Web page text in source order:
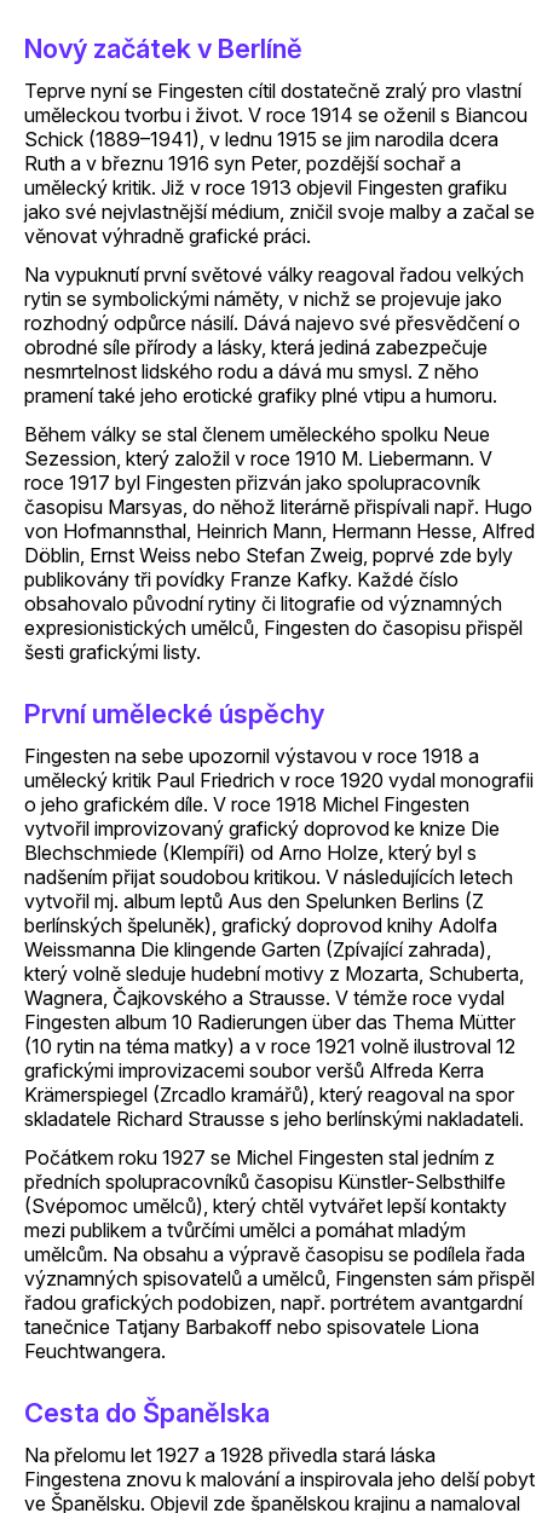
Nový začátek v Berlíně
Teprve nyní se Fingesten cítil dostatečně zralý pro vlastní
uměleckou tvorbu i život. V roce 1914 se oženil s Biancou
Schick (1889–1941), v lednu 1915 se jim narodila dcera
Ruth a v březnu 1916 syn Peter, pozdější sochař a
umělecký kritik. Již v roce 1913 objevil Fingesten grafiku
jako své nejvlastnější médium, zničil svoje malby a začal se
věnovat výhradně grafické práci.
Na vypuknutí první světové války reagoval řadou velkých
rytin se symbolickými náměty, v nichž se projevuje jako
rozhodný odpůrce násilí. Dává najevo své přesvědčení o
obrodné síle přírody a lásky, která jediná zabezpečuje
nesmrtelnost lidského rodu a dává mu smysl. Z něho
pramení také jeho erotické grafiky plné vtipu a humoru.
Během války se stal členem uměleckého spolku Neue
Sezession, který založil v roce 1910 M. Liebermann. V
roce 1917 byl Fingesten přizván jako spolupracovník
časopisu Marsyas, do něhož literárně přispívali např. Hugo
von Hofmannsthal, Heinrich Mann, Hermann Hesse, Alfred
Döblin, Ernst Weiss nebo Stefan Zweig, poprvé zde byly
publikovány tři povídky Franze Kafky. Každé číslo
obsahovalo původní rytiny či litografie od významných
expresionistických umělců, Fingesten do časopisu přispěl
šesti grafickými listy.
První umělecké úspěchy
Fingesten na sebe upozornil výstavou v roce 1918 a
umělecký kritik Paul Friedrich v roce 1920 vydal monografii
o jeho grafickém díle. V roce 1918 Michel Fingesten
vytvořil improvizovaný grafický doprovod ke knize Die
Blechschmiede (Klempíři) od Arno Holze, který byl s
nadšením přijat soudobou kritikou. V následujících letech
vytvořil mj. album leptů Aus den Spelunken Berlins (Z
berlínských špeluněk), grafický doprovod knihy Adolfa
Weissmanna Die klingende Garten (Zpívající zahrada),
který volně sleduje hudební motivy z Mozarta, Schuberta,
Wagnera, Čajkovského a Strausse. V témže roce vydal
Fingesten album 10 Radierungen über das Thema Mütter
(10 rytin na téma matky) a v roce 1921 volně ilustroval 12
grafickými improvizacemi soubor veršů Alfreda Kerra
Krämerspiegel (Zrcadlo kramářů), který reagoval na spor
skladatele Richard Strausse s jeho berlínskými nakladateli.
Počátkem roku 1927 se Michel Fingesten stal jedním z
předních spolupracovníků časopisu Künstler-Selbsthilfe
(Svépomoc umělců), který chtěl vytvářet lepší kontakty
mezi publikem a tvůrčími umělci a pomáhat mladým
umělcům. Na obsahu a výpravě časopisu se podílela řada
významných spisovatelů a umělců, Fingensten sám přispěl
řadou grafických podobizen, např. portrétem avantgardní
tanečnice Tatjany Barbakoff nebo spisovatele Liona
Feuchtwangera.
Cesta do Španělska
Na přelomu let 1927 a 1928 přivedla stará láska
Fingestena znovu k malování a inspirovala jeho delší pobyt
ve Španělsku. Objevil zde španělskou krajinu a namaloval